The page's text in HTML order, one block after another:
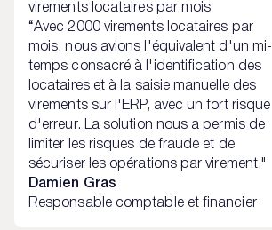
virements locataires par mois
“Avec 2000 virements locataires par
mois, nous avions l'équivalent d'un mi-
temps consacré à l'identification des
locataires et à la saisie manuelle des
virements sur l'ERP, avec un fort risque
d'erreur. La solution nous a permis de
limiter les risques de fraude et de
sécuriser les opérations par virement."
Damien Gras
Responsable comptable et financier